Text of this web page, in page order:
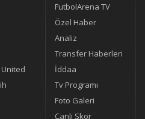
FutbolArena TV
Özel Haber
Analiz
Transfer Haberleri
İddaa
Tv Programı
Foto Galeri
Canlı Skor